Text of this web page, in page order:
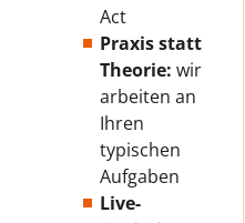
Act
Praxis statt
Theorie: wir
arbeiten an
Ihren
typischen
Aufgaben
Live-